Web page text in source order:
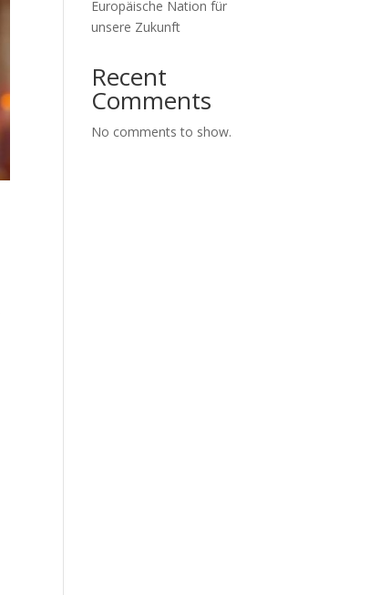
Europäische Nation für
unsere Zukunft
Recent
Comments
No comments to show.